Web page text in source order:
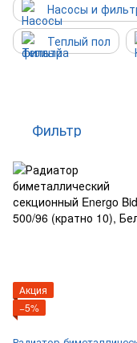
Насосы и
Теплый пол
Фильтр
Акция
−5%